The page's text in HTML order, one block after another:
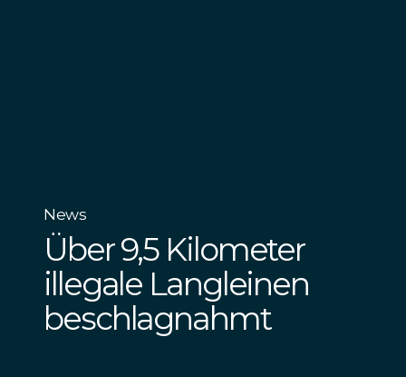
News
Über 9,5 Kilometer
illegale Langleinen
beschlagnahmt